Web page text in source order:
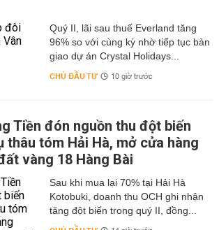
Quý II, lãi sau thuế Everland tăng
96% so với cùng kỳ nhờ tiếp tục bàn
giao dự án Crystal Holidays...
CHỦ ĐẦU TƯ 10 giờ trước
Tiền đón nguồn thu đột biến
thâu tóm Hải Hà, mở cửa hàng
vàng 18 Hàng Bài
Sau khi mua lại 70% tại Hải Hà
Kotobuki, doanh thu OCH ghi nhận
tăng đột biến trong quý II, đồng...